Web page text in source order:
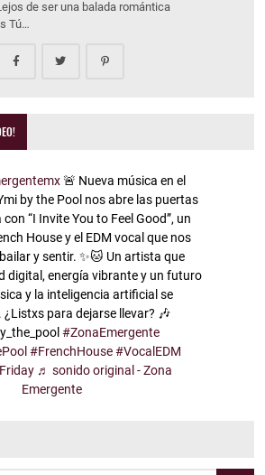
de ser una balada romántica
Tú…
🚨 Nueva música en el
by the Pool nos abre las puertas
“I Invite You to Feel Good”, un
House y el EDM vocal que nos
y sentir. ✨🐱 Un artista que
digital, energía vibrante y un futuro
y la inteligencia artificial se
para dejarse llevar? 🎶
#ZonaEmergente
#FrenchHouse #VocalEDM
♬ sonido original - Zona
Emergente